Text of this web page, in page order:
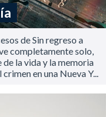
de Sin regreso a
completamente solo,
la vida y la memoria
en una Nueva Y...